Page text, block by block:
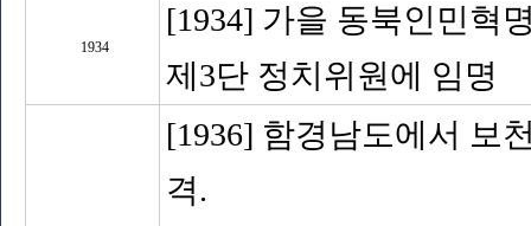
1934
[1934] 가을 동북인민혁
제3단 정치위원에 임명
[1936] 함경남도에서 보
격.